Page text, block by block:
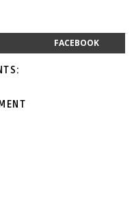
FACEBOOK